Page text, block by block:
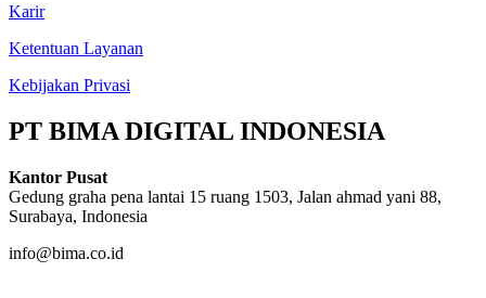
Karir
Ketentuan Layanan
Kebijakan Privasi
PT BIMA DIGITAL INDONESIA
Kantor Pusat
Gedung graha pena lantai 15 ruang 1503, Jalan ahmad yani 88,
Surabaya, Indonesia
info@bima.co.id